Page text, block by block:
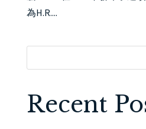
為H.R....
Recent